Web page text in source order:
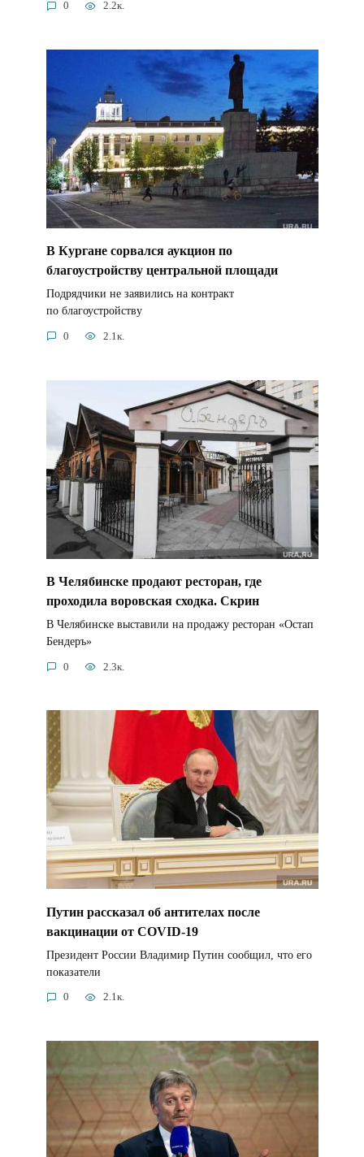
0 2.2к.
В Кургане сорвался аукцион по
благоустройству центральной площади
Подрядчики не заявились на контракт
по благоустройству
0 2.1к.
В Челябинске продают ресторан, где
проходила воровская сходка. Скрин
В Челябинске выставили на продажу ресторан «Остап
Бендеръ»
0 2.3к.
Путин рассказал об антителах после
вакцинации от COVID-19
Президент России Владимир Путин сообщил, что его
показатели
0 2.1к.